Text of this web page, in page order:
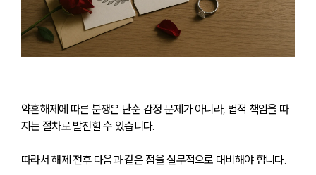
약혼해제에 따른 분쟁은 단순 감정 문제가 아니라, 법적 책임을 따
지는 절차로 발전할 수 있습니다.
따라서 해제 전후 다음과 같은 점을 실무적으로 대비해야 합니다.